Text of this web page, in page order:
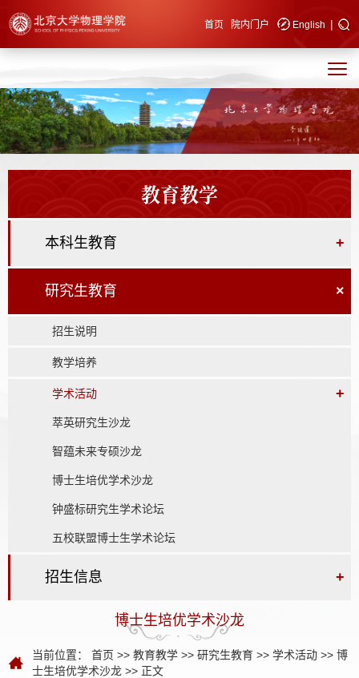
快速导航 首页 院内门户 English |
教育教学
本科生教育 +
研究生教育 ×
招生说明
教学培养
学术活动 +
萃英研究生沙龙
智蕴未来专硕沙龙
博士生培优学术沙龙
钟盛标研究生学术论坛
五校联盟博士生学术论坛
招生信息 +
博士生培优学术沙龙
当前位置： 首页 >> 教育教学 >> 研究生教育 >> 学术活动 >> 博
士生培优学术沙龙 >> 正文